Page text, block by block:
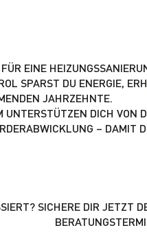
EINE
SPARST DU ENERGIE,
JAHRZEHNTE.
DICH VON
– DAMIT
SICHERE DIR JETZT